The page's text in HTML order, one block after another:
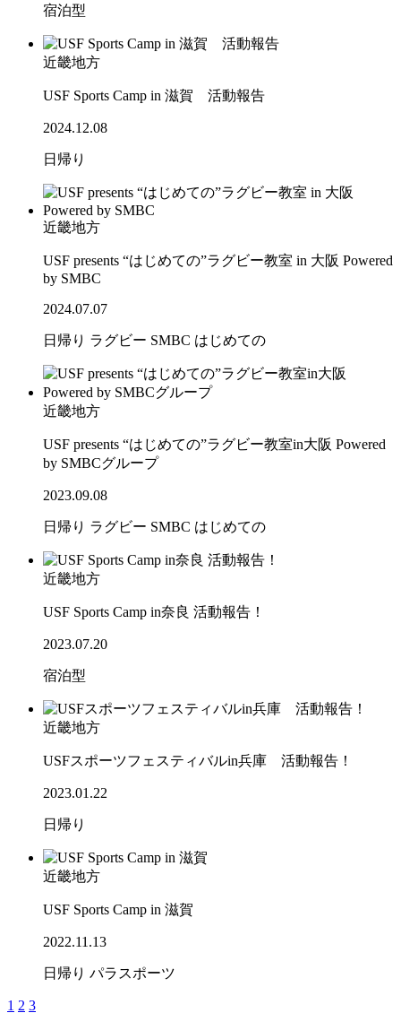
宿泊型
近畿地方
USF Sports Camp in 滋賀 活動報告
2024.12.08
日帰り
近畿地方
USF presents “はじめての”ラグビー教室 in 大阪 Powered
by SMBC
2024.07.07
日帰り ラグビー SMBC はじめての
近畿地方
USF presents “はじめての”ラグビー教室in大阪 Powered
by SMBCグループ
2023.09.08
日帰り ラグビー SMBC はじめての
近畿地方
USF Sports Camp in奈良 活動報告！
2023.07.20
宿泊型
近畿地方
USFスポーツフェスティバルin兵庫 活動報告！
2023.01.22
日帰り
近畿地方
USF Sports Camp in 滋賀
2022.11.13
日帰り パラスポーツ
1 2 3